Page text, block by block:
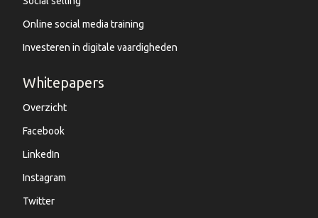
Online social media training
Investeren in digitale vaardigheden
Whitepapers
Overzicht
Facebook
LinkedIn
Instagram
Twitter